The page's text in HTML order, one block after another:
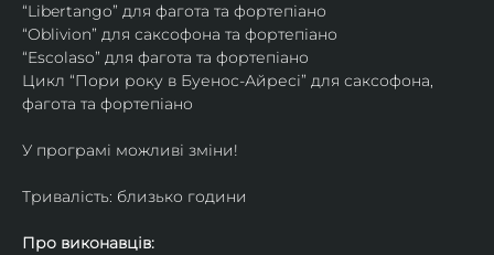
“Libertango” для фагота та фортепіано
“Oblivion” для саксофона та фортепіано
“Escolaso” для фагота та фортепіано
Цикл “Пори року в Буенос-Айресі” для саксофона,
фагота та фортепіано
У програмі можливі зміни!
Тривалість: близько години
Про виконавців: